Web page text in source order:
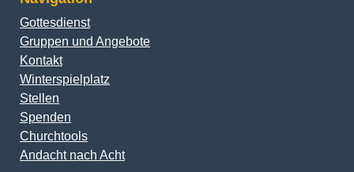
Gottesdienst
Gruppen und Angebote
Kontakt
Winterspielplatz
Stellen
Spenden
Churchtools
Andacht nach Acht